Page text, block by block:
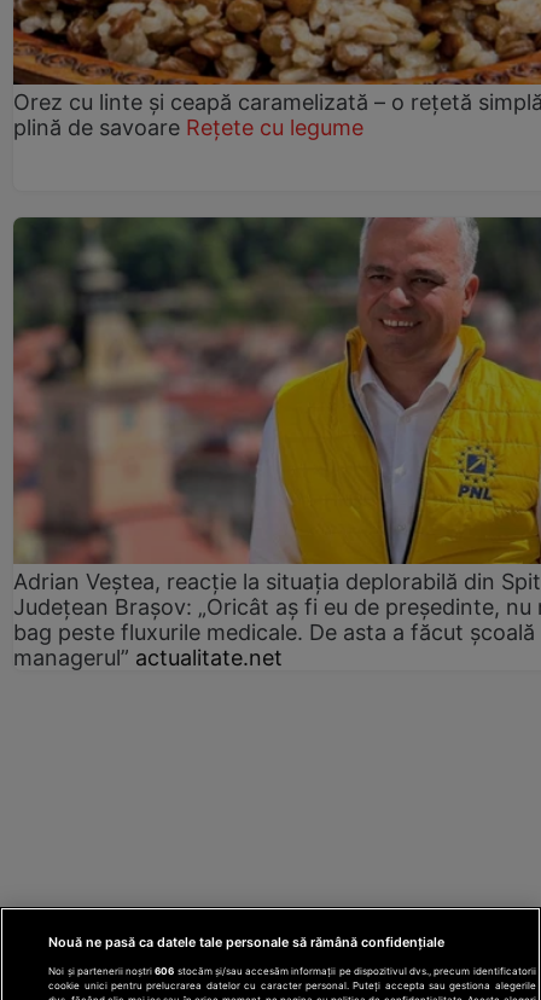
Orez cu linte și ceapă caramelizată – o rețetă
plină de savoare Rețete cu legume
Adrian Veștea, reacție la situația deplorabilă din
Județean Brașov: „Oricât aș fi eu de președinte, nu
bag peste fluxurile medicale. De asta a făcut școală
managerul” actualitate.net
Nouă ne pasă ca datele tale personale să rămână confidențiale
Noi și partenerii noștri606 stocăm și/sau accesăm informații pe dispozitivul dvs., precum identificatorii
cookie unici pentru prelucrarea datelor cu caracter personal. Puteți accepta sau gestiona alegerile